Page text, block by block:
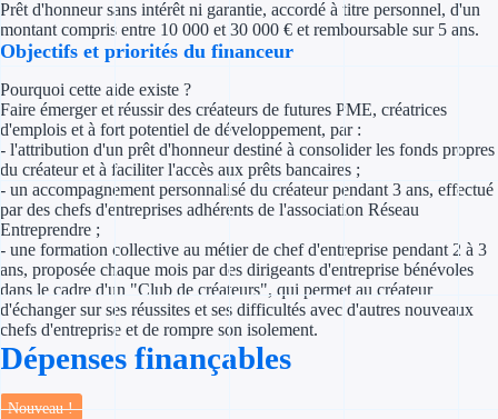
Aides Fiscales et
Exonération
Aides Urssaf
Prêts publics
Prêt d'honneur sans intérêt ni garantie, accordé à titre personnel, d'un
montant compris entre 10 000 et 30 000 € et remboursable sur 5 ans.
Objectifs et priorités du financeur
Pourquoi cette aide existe ?
Faire émerger et réussir des créateurs de futures PME, créatrices
d'emplois et à fort potentiel de développement, par :
- l'attribution d'un prêt d'honneur destiné à consolider les fonds propres
du créateur et à faciliter l'accès aux prêts bancaires ;
- un accompagnement personnalisé du créateur pendant 3 ans, effectué
par des chefs d'entreprises adhérents de l'association Réseau
Entreprendre ;
- une formation collective au métier de chef d'entreprise pendant 2 à 3
ans, proposée chaque mois par des dirigeants d'entreprise bénévoles
dans le cadre d'un "Club de créateurs", qui permet au créateur
d'échanger sur ses réussites et ses difficultés avec d'autres nouveaux
chefs d'entreprise et de rompre son isolement.
Dépenses finançables
Nouveau !